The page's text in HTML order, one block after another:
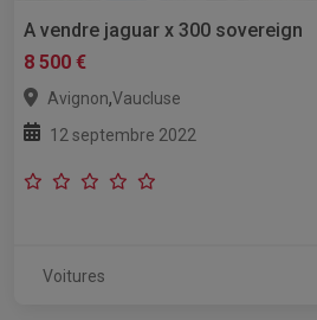
A vendre jaguar x 300 sovereign
8 500 €
Avignon,Vaucluse
12 septembre 2022
Voitures